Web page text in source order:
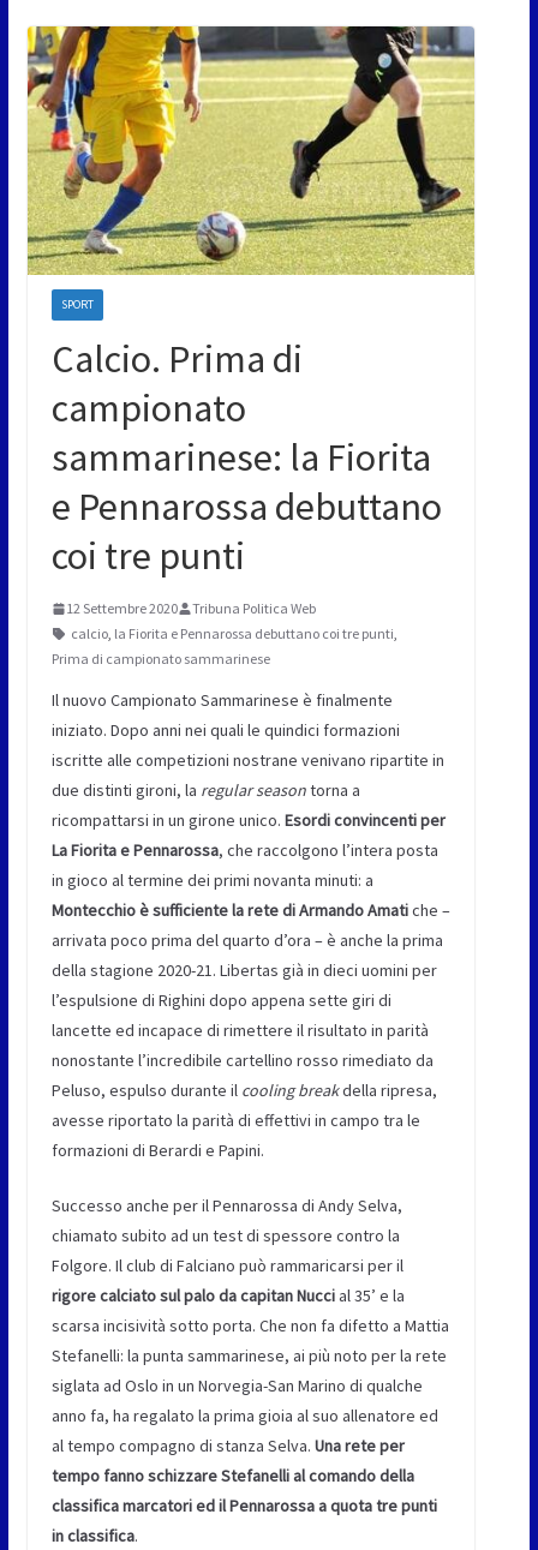
SPORT
Calcio. Prima di
campionato
sammarinese: la Fiorita
e Pennarossa debuttano
coi tre punti
12 Settembre 2020
Tribuna Politica Web
calcio, la Fiorita e Pennarossa debuttano coi tre punti,
Prima di campionato sammarinese
Il nuovo Campionato Sammarinese è finalmente
iniziato. Dopo anni nei quali le quindici formazioni
iscritte alle competizioni nostrane venivano ripartite in
due distinti gironi, la regular seasontorna a
ricompattarsi in un girone unico. Esordi convincenti per
La Fiorita e Pennarossa, che raccolgono l’intera posta
in gioco al termine dei primi novanta minuti: a
Montecchio è sufficiente la rete di Armando Amatiche –
arrivata poco prima del quarto d’ora – è anche la prima
della stagione 2020-21. Libertas già in dieci uomini per
l’espulsione di Righini dopo appena sette giri di
lancette ed incapace di rimettere il risultato in parità
nonostante l’incredibile cartellino rosso rimediato da
Peluso, espulso durante il cooling breakdella ripresa,
avesse riportato la parità di effettivi in campo tra le
formazioni di Berardi e Papini.
Successo anche per il Pennarossa di Andy Selva,
chiamato subito ad un test di spessore contro la
Folgore. Il club di Falciano può rammaricarsi per il
rigore calciato sul palo da capitan Nuccial 35’ e la
scarsa incisività sotto porta. Che non fa difetto a Mattia
Stefanelli: la punta sammarinese, ai più noto per la rete
siglata ad Oslo in un Norvegia-San Marino di qualche
anno fa, ha regalato la prima gioia al suo allenatore ed
al tempo compagno di stanza Selva. Una rete per
tempo fanno schizzare Stefanelli al comando della
classifica marcatori ed il Pennarossa a quota tre punti
in classifica.